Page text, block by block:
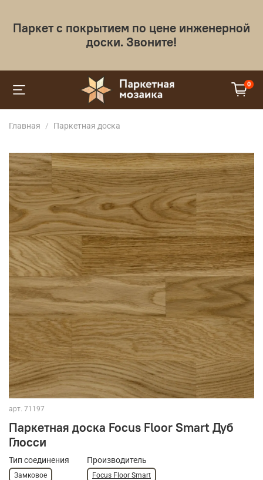
Паркет с покрытием по цене инженерной
доски. Звоните!
0
Главная Паркетная доска
арт. 71197
Паркетная доска Focus Floor Smart Дуб
Глосси
Тип соединения
Замковое
Производитель
Focus Floor Smart